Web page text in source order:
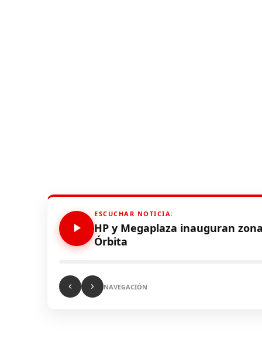
ESCUCHAR NOTICIA:
HP y Megaplaza inauguran
Órbita
NAVEGACIÓN